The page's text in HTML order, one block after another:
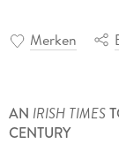
Merken
AN IRISH TIMES
CENTURY